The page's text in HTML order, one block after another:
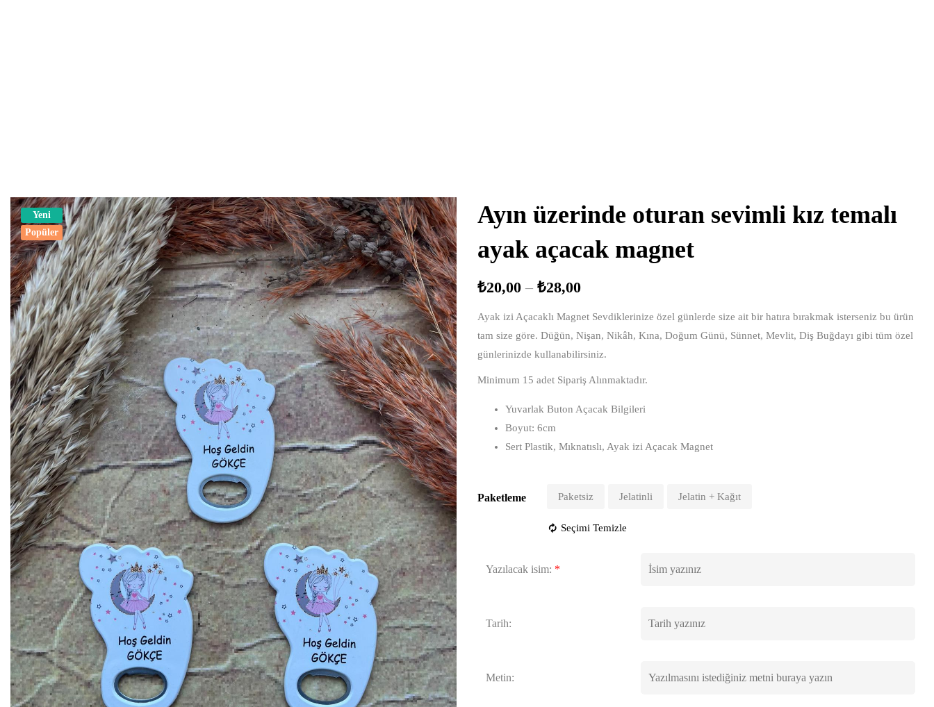
Yeni
Popüler
Ayın üzerinde oturan sevimli kız temalı
ayak açacak magnet
₺20,00 – ₺28,00
Ayak izi Açacaklı Magnet Sevdiklerinize özel günlerde size ait bir hatıra bırakmak isterseniz bu ürün
tam size göre. Düğün, Nişan, Nikâh, Kına, Doğum Günü, Sünnet, Mevlit, Diş Buğdayı gibi tüm özel
günlerinizde kullanabilirsiniz.
Minimum 15 adet Sipariş Alınmaktadır.
Yuvarlak Buton Açacak Bilgileri
Boyut: 6cm
Sert Plastik, Mıknatıslı, Ayak izi Açacak Magnet
Paketleme Paketsiz Jelatinli Jelatin + Kağıt
Seçimi Temizle
Yazılacak isim: *
Tarih:
Metin: